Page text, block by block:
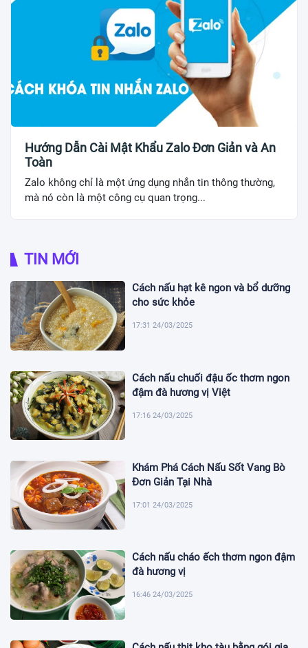
Hướng Dẫn Cài Mật Khẩu Zalo Đơn Giản và An
Toàn
Zalo không chỉ là một ứng dụng nhắn tin thông thường,
mà nó còn là một công cụ quan trọng...
TIN MỚI
Cách nấu hạt kê ngon và bổ dưỡng
cho sức khỏe
17:31 24/03/2025
Cách nấu chuối đậu ốc thơm ngon
đậm đà hương vị Việt
17:16 24/03/2025
Khám Phá Cách Nấu Sốt Vang Bò
Đơn Giản Tại Nhà
17:01 24/03/2025
Cách nấu cháo ếch thơm ngon đậm
đà hương vị
16:46 24/03/2025